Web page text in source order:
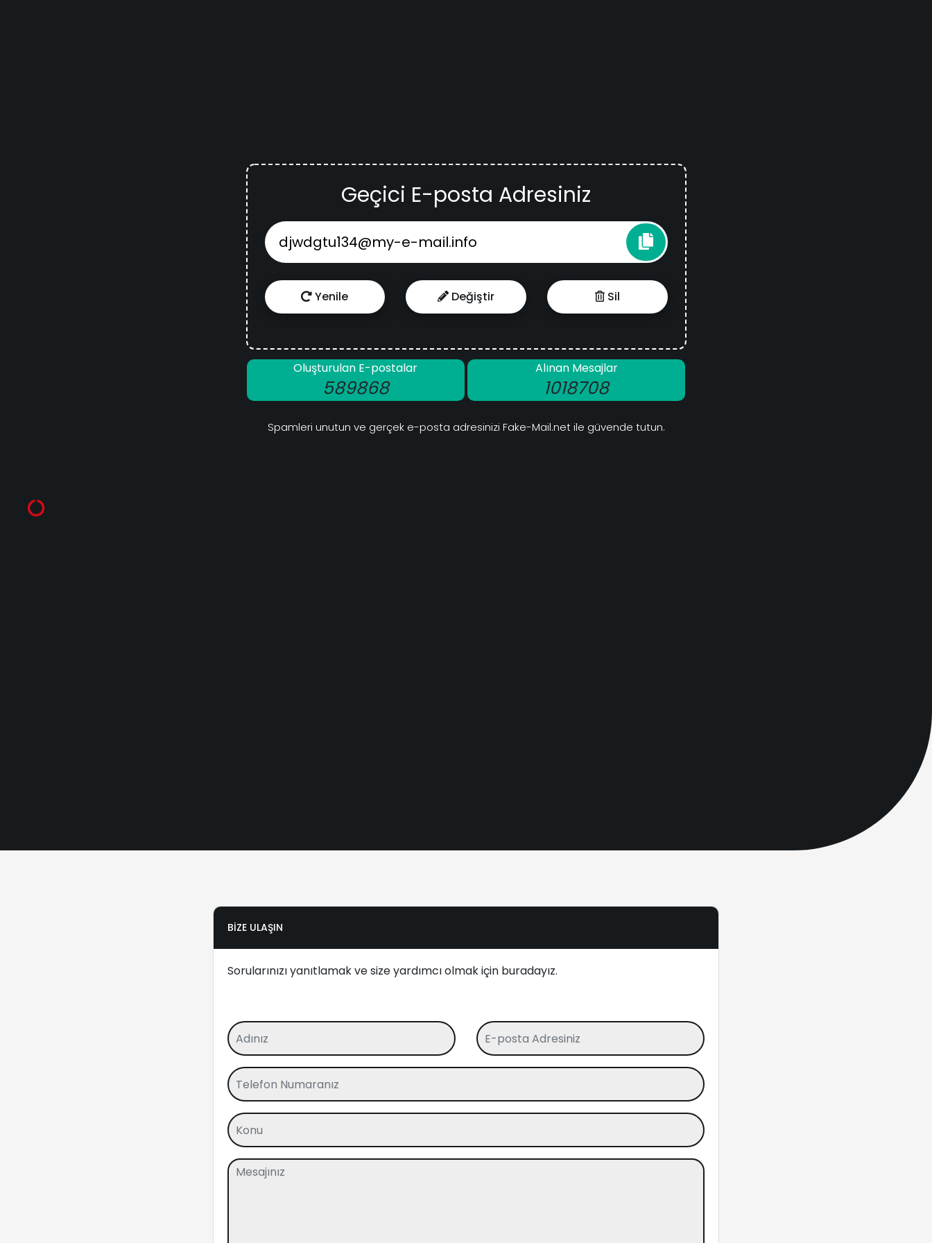
Geçici E-posta Adresiniz
Yenile Değiştir Sil
Oluşturulan E-postalar
589868
Alınan Mesajlar
1018708
Spamleri unutun ve gerçek e-posta adresinizi Fake-Mail.net ile güvende tutun.
BIZE ULAŞIN
Sorularınızı yanıtlamak ve size yardımcı olmak için buradayız.